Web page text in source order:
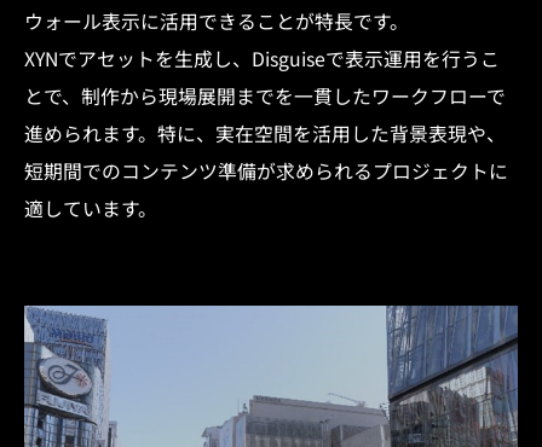
ウォール表示に活用できることが特長です。
XYNでアセットを生成し、Disguiseで表示運用を行うこ
とで、制作から現場展開までを一貫したワークフローで
進められます。特に、実在空間を活用した背景表現や、
短期間でのコンテンツ準備が求められるプロジェクトに
適しています。